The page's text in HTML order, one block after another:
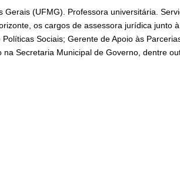
(UFMG). Professora universitária.
os cargos de assessora jurídica junto à
Sociais; Gerente de Apoio às
Secretaria Municipal de Governo, dentre